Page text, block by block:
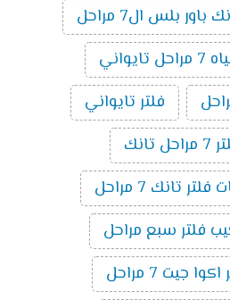
فلتر تايواني
تانك 7 مراحل
فلتر سبع مراحل
جيت 7 مراحل